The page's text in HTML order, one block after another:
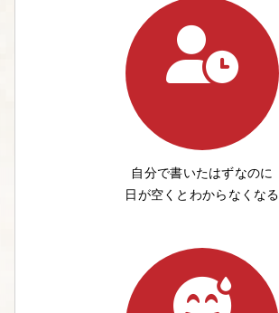
自分で書いたはずなのに
日が空くとわからなくなる